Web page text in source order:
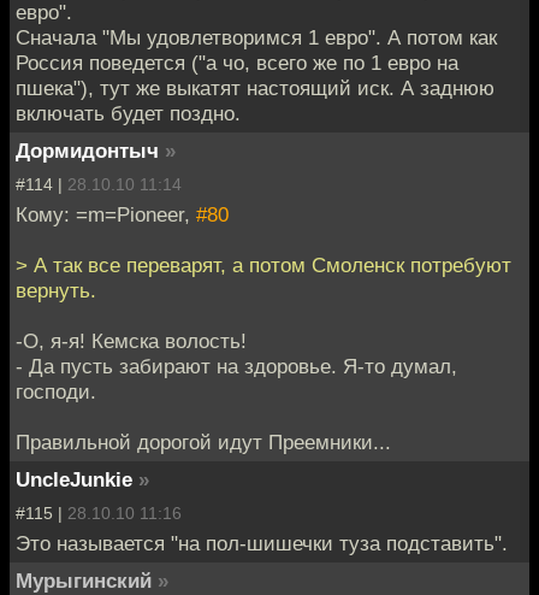
евро".
Сначала "Мы удовлетворимся 1 евро". А потом как
Россия поведется ("а чо, всего же по 1 евро на
пшека"), тут же выкатят настоящий иск. А заднюю
включать будет поздно.
Дормидонтыч »
#114 | 28.10.10 11:14
Кому: =m=Pioneer, #80
> А так все переварят, а потом Смоленск потребуют
вернуть.
-О, я-я! Кемска волость!
- Да пусть забирают на здоровье. Я-то думал,
господи.
Правильной дорогой идут Преемники...
UncleJunkie »
#115 | 28.10.10 11:16
Это называется "на пол-шишечки туза подставить".
Мурыгинский »